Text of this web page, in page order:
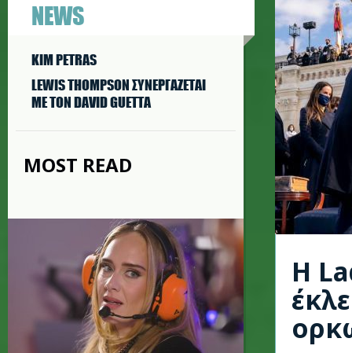
NEWS
KIM PETRAS
LEWIS THOMPSON ΣΥΝΕΡΓAΖΕΤΑΙ
ΜΕ ΤΟΝ DAVID GUETTA
MOST READ
Η